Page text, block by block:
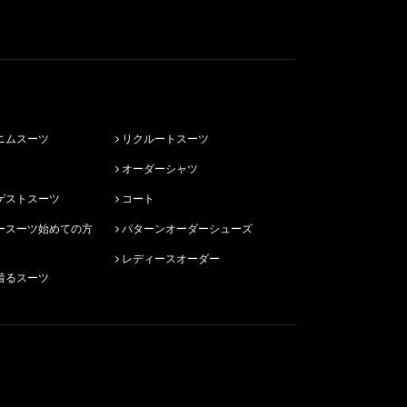
ムスーツ
ストスーツ
るスーツ
リクルートスーツ
オーダーシャツ
コート
パターンオーダーシューズ
レディースオーダー